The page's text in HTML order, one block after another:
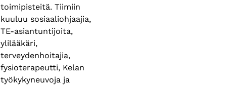
toimipisteitä. Tiimiin
kuuluu sosiaaliohjaajia,
TE-asiantuntijoita,
ylilääkäri,
terveydenhoitajia,
fysioterapeutti, Kelan
työkykyneuvoja ja